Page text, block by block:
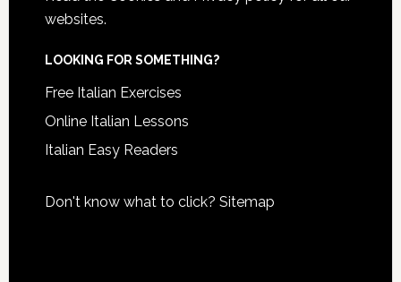
websites.
LOOKING FOR SOMETHING?
Free Italian Exercises
Online Italian Lessons
Italian Easy Readers
Don't know what to click? Sitemap